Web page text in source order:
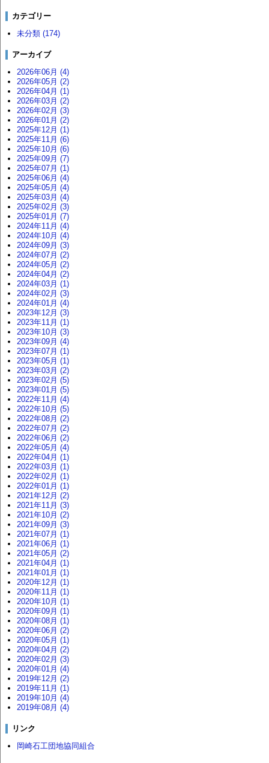
カテゴリー
未分類 (174)
アーカイブ
2026年06月 (4)
2026年05月 (2)
2026年04月 (1)
2026年03月 (2)
2026年02月 (3)
2026年01月 (2)
2025年12月 (1)
2025年11月 (6)
2025年10月 (6)
2025年09月 (7)
2025年07月 (1)
2025年06月 (4)
2025年05月 (4)
2025年03月 (4)
2025年02月 (3)
2025年01月 (7)
2024年11月 (4)
2024年10月 (4)
2024年09月 (3)
2024年07月 (2)
2024年05月 (2)
2024年04月 (2)
2024年03月 (1)
2024年02月 (3)
2024年01月 (4)
2023年12月 (3)
2023年11月 (1)
2023年10月 (3)
2023年09月 (4)
2023年07月 (1)
2023年05月 (1)
2023年03月 (2)
2023年02月 (5)
2023年01月 (5)
2022年11月 (4)
2022年10月 (5)
2022年08月 (2)
2022年07月 (2)
2022年06月 (2)
2022年05月 (4)
2022年04月 (1)
2022年03月 (1)
2022年02月 (1)
2022年01月 (1)
2021年12月 (2)
2021年11月 (3)
2021年10月 (2)
2021年09月 (3)
2021年07月 (1)
2021年06月 (1)
2021年05月 (2)
2021年04月 (1)
2021年01月 (1)
2020年12月 (1)
2020年11月 (1)
2020年10月 (1)
2020年09月 (1)
2020年08月 (1)
2020年06月 (2)
2020年05月 (1)
2020年04月 (2)
2020年02月 (3)
2020年01月 (4)
2019年12月 (2)
2019年11月 (1)
2019年10月 (4)
2019年08月 (4)
リンク
岡崎石工団地協同組合